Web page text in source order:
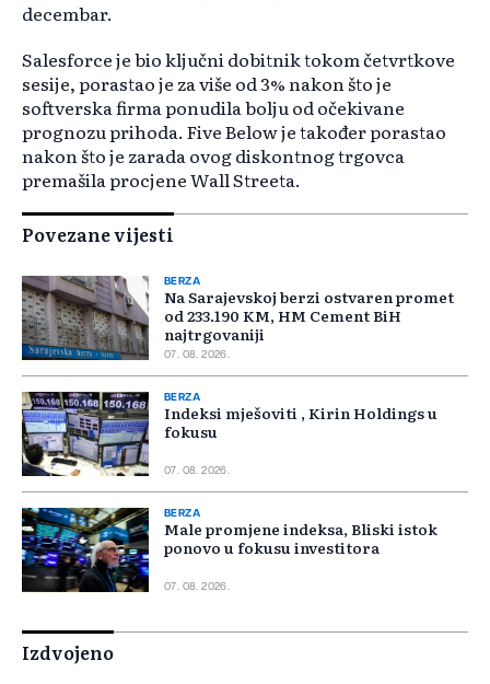
decembar.
Salesforce je bio ključni dobitnik tokom četvrtkove
sesije, porastao je za više od 3% nakon što je
softverska firma ponudila bolju od očekivane
prognozu prihoda. Five Below je također porastao
nakon što je zarada ovog diskontnog trgovca
premašila procjene Wall Streeta.
Povezane vijesti
BERZA
Na Sarajevskoj berzi ostvaren promet
od 233.190 KM, HM Cement BiH
najtrgovaniji
07. 08. 2026.
BERZA
Indeksi mješoviti , Kirin Holdings u
fokusu
07. 08. 2026.
BERZA
Male promjene indeksa, Bliski istok
ponovo u fokusu investitora
07. 08. 2026.
Izdvojeno